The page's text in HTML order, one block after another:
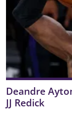
Deandre
JJ Redick